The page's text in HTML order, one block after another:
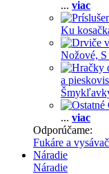
... viac
Ku
Nožové,
a
... viac
Odporúčame:
Fukáre a
Náradie
Náradie